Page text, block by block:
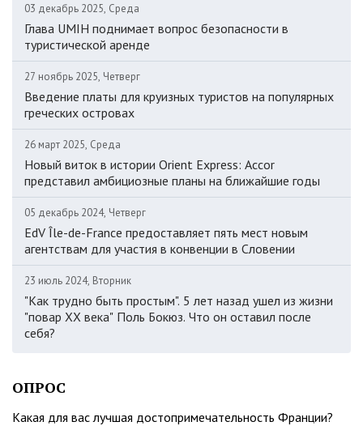
03 декабрь 2025, Среда
Глава UMIH поднимает вопрос безопасности в
туристической аренде
27 ноябрь 2025, Четверг
Введение платы для круизных туристов на популярных
греческих островах
26 март 2025, Среда
Новый виток в истории Orient Express: Accor
представил амбициозные планы на ближайшие годы
05 декабрь 2024, Четверг
EdV Île-de-France предоставляет пять мест новым
агентствам для участия в конвенции в Словении
23 июль 2024, Вторник
"Как трудно быть простым". 5 лет назад ушел из жизни
"повар ХХ века" Поль Бокюз. Что он оставил после
себя?
ОПРОС
Какая для вас лучшая достопримечательность Франции?